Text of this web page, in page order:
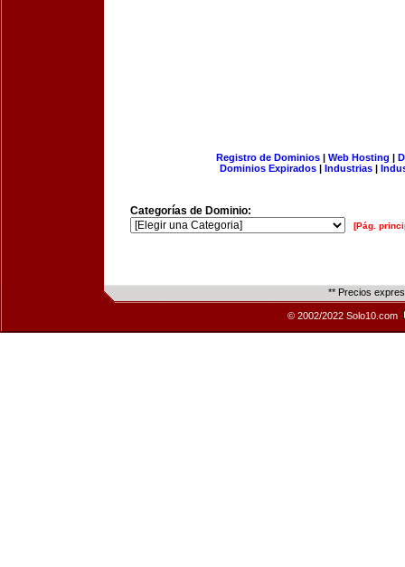
Registro de Dominios| Web Hosting |
Dominios Expirados | Industrias |
Categorías de Dominio:
[Pág.
** Precios
© 2002/2022 Solo10.com